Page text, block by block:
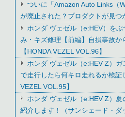
ついに「Amazon Auto Links（
が廃止された？プロダクトが見つ
ホンダ ヴェゼル（e:HEV）を
み・キズ修理【前編】自損事故か
【HONDA VEZEL VOL.96】
ホンダ ヴェゼル（e:HEV Z）ガ
で走行したら何キロ走れるか検証
VEZEL VOL.95】
ホンダ ヴェゼル（e:HEV Z）
紹介します！（サンシェード・